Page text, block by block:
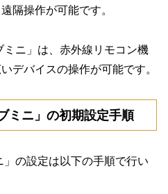
隔操作が可能です。
ニ」は、赤外線リモコン機
デバイスの操作が可能です。
ミニ」の初期設定手順
」の設定は以下の手順で行い